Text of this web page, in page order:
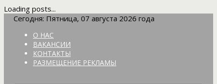
Loading posts...
Сегодня: Пятница, 07 августа 2026 года
О НАС
ВАКАНСИИ
КОНТАКТЫ
РАЗМЕЩЕНИЕ РЕКЛАМЫ